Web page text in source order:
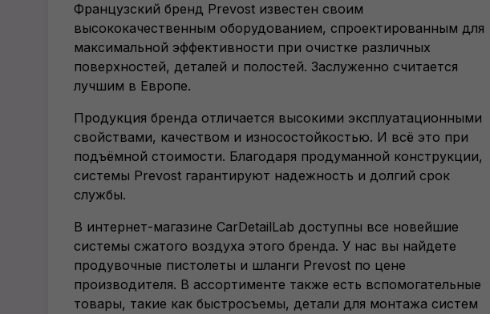
Французский бренд Prevost известен своим
высококачественным оборудованием, спроектированным для
максимальной эффективности при очистке различных
поверхностей, деталей и полостей. Заслуженно считается
лучшим в Европе.
Продукция бренда отличается высокими эксплуатационными
свойствами, качеством и износостойкостью. И всё это при
подъёмной стоимости. Благодаря продуманной конструкции,
системы Prevost гарантируют надежность и долгий срок
службы.
В интернет-магазине CarDetailLab доступны все новейшие
системы сжатого воздуха этого бренда. У нас вы найдете
продувочные пистолеты и шланги Prevost по цене
производителя. В ассортименте также есть вспомогательные
товары, такие как быстросъемы, детали для монтажа систем